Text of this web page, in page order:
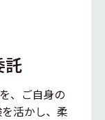
託
、ご自身の
活かし、柔